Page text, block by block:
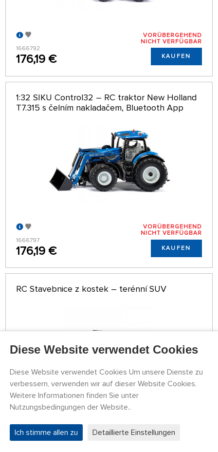
1666792
176,19 €
VORÜBERGEHEND
NICHT VERFÜGBAR
KAUFEN
1:32 SIKU Control32 – RC traktor New Holland
T7.315 s čelním nakladačem, Bluetooth App
1666797
176,19 €
VORÜBERGEHEND
NICHT VERFÜGBAR
KAUFEN
RC Stavebnice z kostek – terénní SUV
170,04 €
Diese Website verwendet Cookies
Diese Website verwendet Cookies Um unsere Dienste zu
verbessern, verwenden wir auf dieser Website Cookies.
Weitere Informationen finden Sie unter
Nutzungsbedingungen der Website..
Ich stimme allen zu Detaillierte Einstellungen